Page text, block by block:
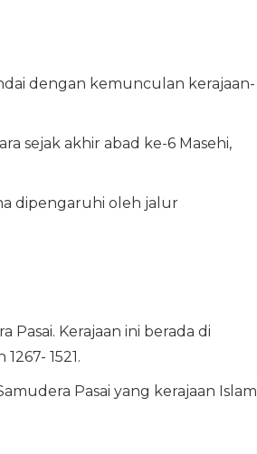
dengan kemunculan kerajaan-
sejak akhir abad ke-6 Masehi,
dipengaruhi oleh jalur
Pasai. Kerajaan ini berada di
1521.
Pasai yang kerajaan Islam